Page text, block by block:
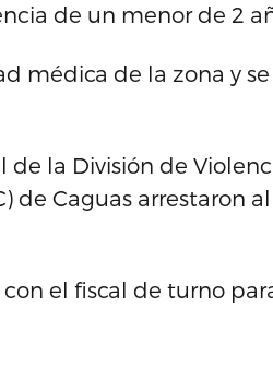
de un menor de 2
médica de la zona y
la División de
de Caguas arrestaron
el fiscal de turno